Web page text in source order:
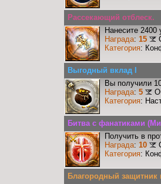
Рассекающий отблеск.
Нанесите 2400
Награда: 15
Категория:
Выгодный вклад I
Вы получили
Награда: 5
Категория:
Битва с фанатиками
Получить в
Награда: 10
Категория:
Благородный защитник